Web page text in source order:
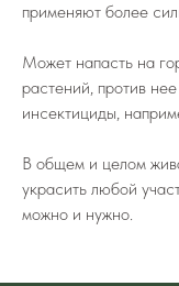
применяют более
Может напасть на
растений, против
инсектициды,
В общем и целом
украсить любой
можно и нужно.